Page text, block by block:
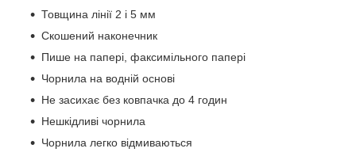
Товщина лінії 2 і 5 мм
Скошений наконечник
Пише на папері, факсимільного папері
Чорнила на водній основі
Не засихає без ковпачка до 4 годин
Нешкідливі чорнила
Чорнила легко відмиваються